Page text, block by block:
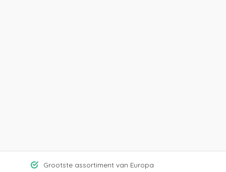
Grootste assortiment van Europa